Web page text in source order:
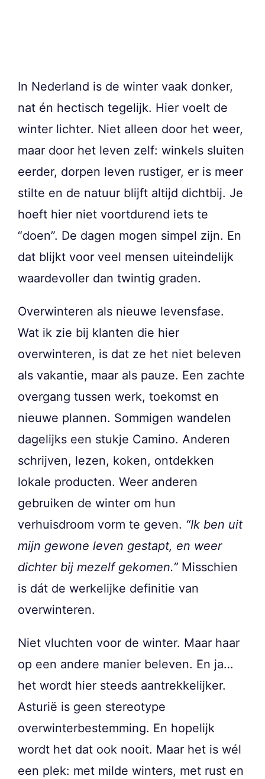
In Nederland is de winter vaak donker,
nat én hectisch tegelijk. Hier voelt de
winter lichter. Niet alleen door het weer,
maar door het leven zelf: winkels sluiten
eerder, dorpen leven rustiger, er is meer
stilte en de natuur blijft altijd dichtbij. Je
hoeft hier niet voortdurend iets te
“doen”. De dagen mogen simpel zijn. En
dat blijkt voor veel mensen uiteindelijk
waardevoller dan twintig graden.
Overwinteren als nieuwe levensfase.
Wat ik zie bij klanten die hier
overwinteren, is dat ze het niet beleven
als vakantie, maar als pauze. Een zachte
overgang tussen werk, toekomst en
nieuwe plannen. Sommigen wandelen
dagelijks een stukje Camino. Anderen
schrijven, lezen, koken, ontdekken
lokale producten. Weer anderen
gebruiken de winter om hun
verhuisdroom vorm te geven. “Ik ben uit
mijn gewone leven gestapt, en weer
dichter bij mezelf gekomen.” Misschien
is dát de werkelijke definitie van
overwinteren.
Niet vluchten voor de winter. Maar haar
op een andere manier beleven. En ja…
het wordt hier steeds aantrekkelijker.
Asturië is geen stereotype
overwinterbestemming. En hopelijk
wordt het dat ook nooit. Maar het is wél
een plek: met milde winters, met rust en